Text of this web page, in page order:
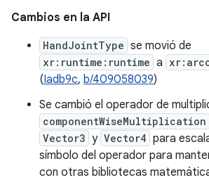
Cambios en la API
HandJointType se movió de
xr:runtime:runtime a
(Iadb9c, b/409058039)
Se cambió el operador de
componentWiseMultiplication
Vector3 y Vector4 para
símbolo del operador para
con otras bibliotecas